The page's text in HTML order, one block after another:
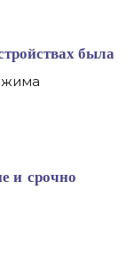
была
и срочно